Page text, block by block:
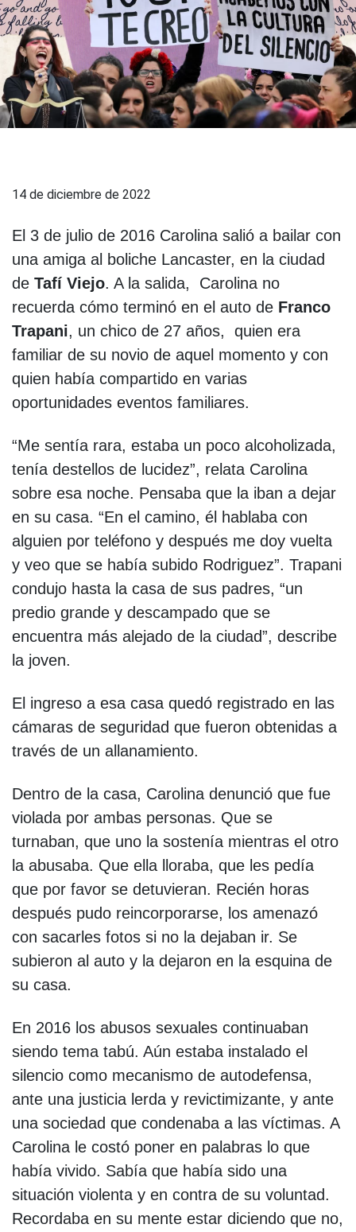
14 de diciembre de 2022
El 3 de julio de 2016 Carolina salió a bailar con
una amiga al boliche Lancaster, en la ciudad
de Tafí Viejo. A la salida, Carolina no
recuerda cómo terminó en el auto de Franco
Trapani, un chico de 27 años, quien era
familiar de su novio de aquel momento y con
quien había compartido en varias
oportunidades eventos familiares.
“Me sentía rara, estaba un poco alcoholizada,
tenía destellos de lucidez”, relata Carolina
sobre esa noche. Pensaba que la iban a dejar
en su casa. “En el camino, él hablaba con
alguien por teléfono y después me doy vuelta
y veo que se había subido Rodriguez”. Trapani
condujo hasta la casa de sus padres, “un
predio grande y descampado que se
encuentra más alejado de la ciudad”, describe
la joven.
El ingreso a esa casa quedó registrado en las
cámaras de seguridad que fueron obtenidas a
través de un allanamiento.
Dentro de la casa, Carolina denunció que fue
violada por ambas personas. Que se
turnaban, que uno la sostenía mientras el otro
la abusaba. Que ella lloraba, que les pedía
que por favor se detuvieran. Recién horas
después pudo reincorporarse, los amenazó
con sacarles fotos si no la dejaban ir. Se
subieron al auto y la dejaron en la esquina de
su casa.
En 2016 los abusos sexuales continuaban
siendo tema tabú. Aún estaba instalado el
silencio como mecanismo de autodefensa,
ante una justicia lerda y revictimizante, y ante
una sociedad que condenaba a las víctimas. A
Carolina le costó poner en palabras lo que
había vivido. Sabía que había sido una
situación violenta y en contra de su voluntad.
Recordaba en su mente estar diciendo que no,